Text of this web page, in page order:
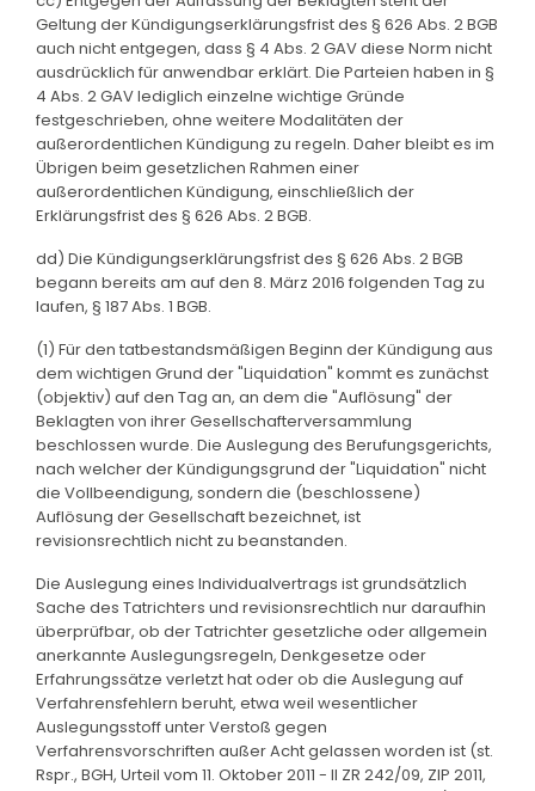
Geltung der Kündigungserklärungsfrist des § 626 Abs. 2 BGB
auch nicht entgegen, dass § 4 Abs. 2 GAV diese Norm nicht
ausdrücklich für anwendbar erklärt. Die Parteien haben in §
4 Abs. 2 GAV lediglich einzelne wichtige Gründe
festgeschrieben, ohne weitere Modalitäten der
außerordentlichen Kündigung zu regeln. Daher bleibt es im
Übrigen beim gesetzlichen Rahmen einer
außerordentlichen Kündigung, einschließlich der
Erklärungsfrist des § 626 Abs. 2 BGB.
dd) Die Kündigungserklärungsfrist des § 626 Abs. 2 BGB
begann bereits am auf den 8. März 2016 folgenden Tag zu
laufen, § 187 Abs. 1 BGB.
(1) Für den tatbestandsmäßigen Beginn der Kündigung aus
dem wichtigen Grund der "Liquidation" kommt es zunächst
(objektiv) auf den Tag an, an dem die "Auflösung" der
Beklagten von ihrer Gesellschafterversammlung
beschlossen wurde. Die Auslegung des Berufungsgerichts,
nach welcher der Kündigungsgrund der "Liquidation" nicht
die Vollbeendigung, sondern die (beschlossene)
Auflösung der Gesellschaft bezeichnet, ist
revisionsrechtlich nicht zu beanstanden.
Die Auslegung eines Individualvertrags ist grundsätzlich
Sache des Tatrichters und revisionsrechtlich nur daraufhin
überprüfbar, ob der Tatrichter gesetzliche oder allgemein
anerkannte Auslegungsregeln, Denkgesetze oder
Erfahrungssätze verletzt hat oder ob die Auslegung auf
Verfahrensfehlern beruht, etwa weil wesentlicher
Auslegungsstoff unter Verstoß gegen
Verfahrensvorschriften außer Acht gelassen worden ist (st.
Rspr., BGH, Urteil vom 11. Oktober 2011 - II ZR 242/09, ZIP 2011,